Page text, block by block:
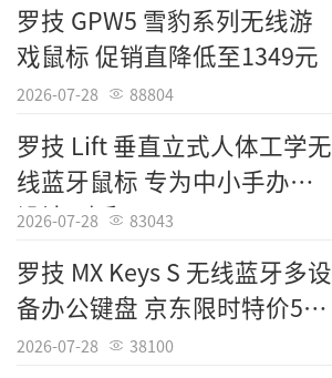
罗技 GPW5 雪豹系列无线游
戏鼠标 促销直降低至1349元
2026-07-28 88804
罗技 Lift 垂直立式人体工学无
线蓝牙鼠标 专为中小手办公
设计 到手289元
2026-07-28 83043
罗技 MX Keys S 无线蓝牙多设
备办公键盘 京东限时特价549
元
2026-07-28 38100